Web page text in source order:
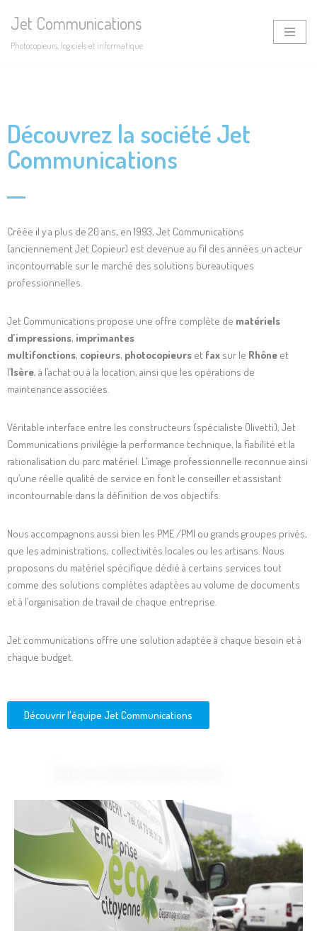
Jet Communications
Photocopieurs, logiciels et informatique
Découvrez la société Jet
Communications
Créée il y a plus de 20 ans, en 1993, Jet Communications
(anciennement Jet Copieur) est devenue au fil des années un acteur
incontournable sur le marché des solutions bureautiques
professionnelles.
Jet Communications propose une offre complète de matériels
d’impressions, imprimantes
multifonctions, copieurs, photocopieurs et fax sur le Rhône et
l’Isère, à l’achat ou à la location, ainsi que les opérations de
maintenance associées.
Véritable interface entre les constructeurs (spécialiste Olivetti), Jet
Communications privilégie la performance technique, la fiabilité et la
rationalisation du parc matériel. L’image professionnelle reconnue ainsi
qu’une réelle qualité de service en font le conseiller et assistant
incontournable dans la définition de vos objectifs.
Nous accompagnons aussi bien les PME /PMI ou grands groupes privés,
que les administrations, collectivités locales ou les artisans. Nous
proposons du matériel spécifique dédié à certains services tout
comme des solutions complètes adaptées au volume de documents
et à l’organisation de travail de chaque entreprise.
Jet communications offre une solution adaptée à chaque besoin et à
chaque budget.
Découvrir l'équipe Jet Communications